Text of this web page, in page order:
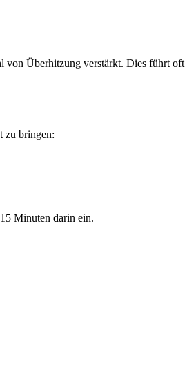
von Überhitzung verstärkt. Dies führt oft
zu bringen:
Minuten darin ein.